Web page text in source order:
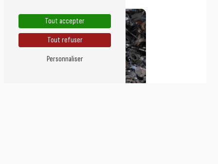
Tout accepter
Tout refuser
Personnaliser